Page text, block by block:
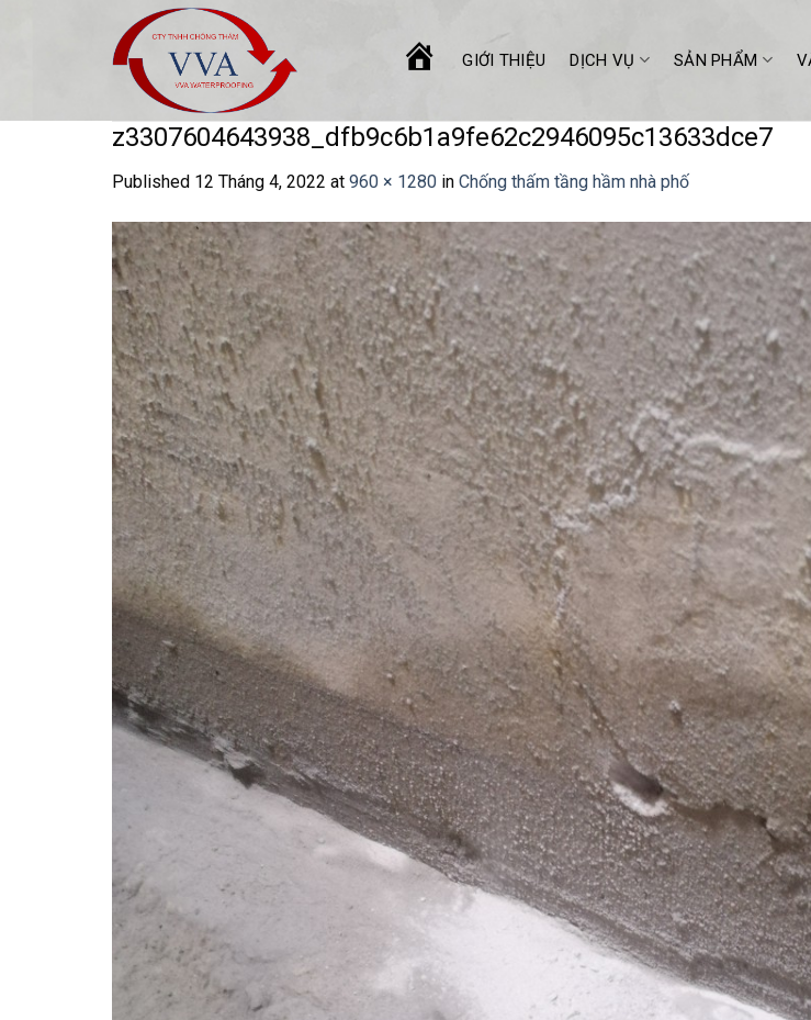
TRANG GIỚI THIỆU DỊCH VỤ SẢN PHẨM
z3307604643938_dfb9c6b1a9fe62c2946095c13633dce7
Published 12 Tháng 4, 2022 at 960 × 1280 in Chống thấm tầng hầm nhà phố